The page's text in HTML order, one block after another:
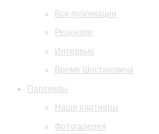
Все публикации
Рецензии
Интервью
Время Шостаковича
Партнеры
Наши партнеры
Фотогалерея